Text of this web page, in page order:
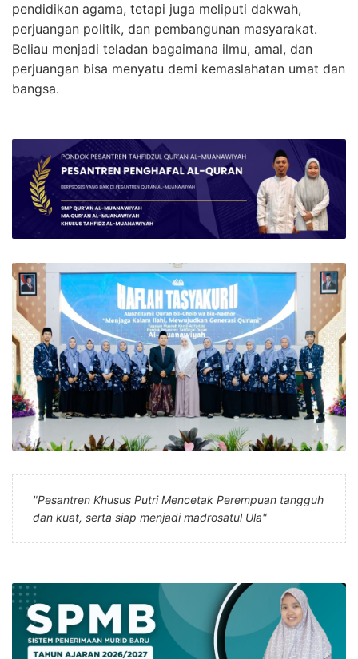
pendidikan agama, tetapi juga meliputi dakwah,
perjuangan politik, dan pembangunan masyarakat.
Beliau menjadi teladan bagaimana ilmu, amal, dan
perjuangan bisa menyatu demi kemaslahatan umat dan
bangsa.
"Pesantren Khusus Putri Mencetak Perempuan tangguh
dan kuat, serta siap menjadi madrosatul Ula"